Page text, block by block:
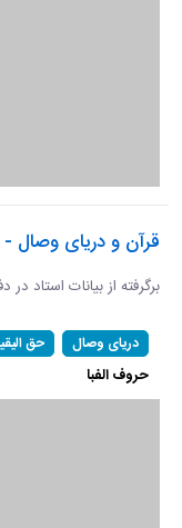
قرآن و دریای وصال
برگرفته از بیانات استاد در
دریای وصال حق
حروف الفبا